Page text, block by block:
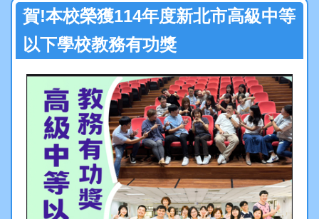
行政處室
中和夥伴
升學專區
活動花絮
處室章則
分機信箱
意見反映
賀!本校榮獲114年度新北市高級中等
以下學校教務有功獎